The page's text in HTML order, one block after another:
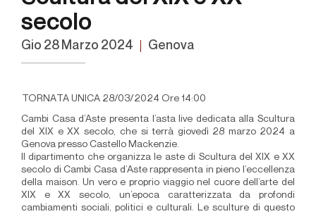
secolo
gio 28 Marzo 2024 Genova
TORNATA UNICA 28/03/2024 Ore 14:00
Cambi Casa d’Aste presenta l’asta live dedicata alla Scultura
del XIX e XX secolo, che si terrà giovedì 28 marzo 2024 a
Genova presso Castello Mackenzie.
Il dipartimento che organizza le aste di Scultura del XIX e XX
secolo di Cambi Casa d’Aste rappresenta in pieno l’eccellenza
della maison. Un vero e proprio viaggio nel cuore dell’arte del
XIX e XX secolo, un’epoca caratterizzata da profondi
cambiamenti sociali, politici e culturali. Le sculture di questo